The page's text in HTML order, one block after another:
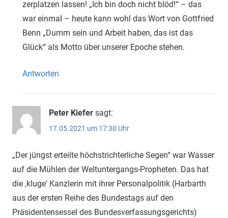
zerplatzen lassen! „Ich bin doch nicht blöd!“ – das
war einmal – heute kann wohl das Wort von Gottfried
Benn „Dumm sein und Arbeit haben, das ist das
Glück“ als Motto über unserer Epoche stehen.
Antworten
Peter Kiefer sagt:
17.05.2021 um 17:30 Uhr
„Der jüngst erteilte höchstrichterliche Segen“ war Wasser
auf die Mühlen der Weltuntergangs-Propheten. Das hat
die ‚kluge‘ Kanzlerin mit ihrer Personalpolitik (Harbarth
aus der ersten Reihe des Bundestags auf den
Präsidentensessel des Bundesverfassungsgerichts)